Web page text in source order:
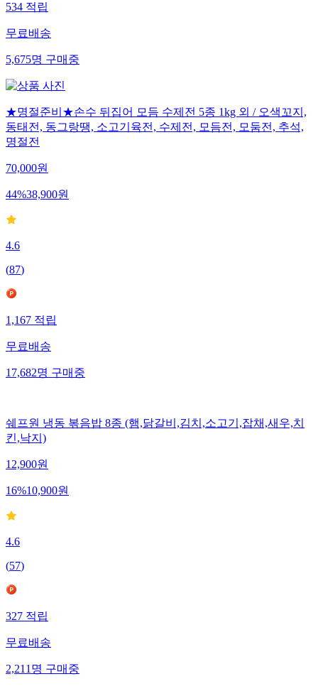
534 적립
무료배송
5,675명 구매중
★명절준비★손수 뒤집어 모듬 수제전 5종 1kg 외 / 오색꼬지,
동태전, 동그랑땡, 소고기육전, 수제전, 모듬전, 모둠전, 추석,
명절전
70,000원
44%38,900원
4.6
(87)
1,167 적립
무료배송
17,682명 구매중
쉐프원 냉동 볶음밥 8종 (햄,닭갈비,김치,소고기,잡채,새우,치
킨,낙지)
12,900원
16%10,900원
4.6
(57)
327 적립
무료배송
2,211 명 구매중